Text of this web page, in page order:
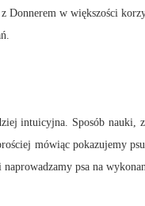
w większości
intuicyjna. Sposób nauki,
mówiąc pokazujemy
psa na